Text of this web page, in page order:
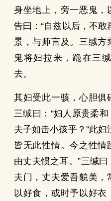
身坐地上，旁一恶鬼，
告曰：“自兹以后，不敢
景，与师言及。三缄方
鬼将妇拉来，跪在三
去。
其妇受此一骇，心胆俱
三缄曰：“妇人原贵柔
夫子如击小孩乎？”此妇
皆无此性情。今之性情
由丈夫惯之耳。”三缄曰
夫门，丈夫爱吾貌美，
以好食，或时予以好衣